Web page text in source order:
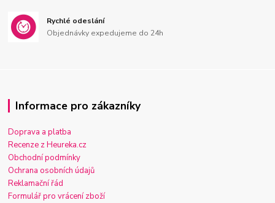
Rychlé odeslání
Objednávky expedujeme do 24h
Informace pro zákazníky
Doprava a platba
Recenze z Heureka.cz
Obchodní podmínky
Ochrana osobních údajů
Reklamační řád
Formulář pro vrácení zboží